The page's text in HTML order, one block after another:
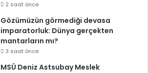
2 saat önce
Gözümüzün görmediği devasa
imparatorluk: Dünya gerçekten
mantarların mı?
3 saat önce
MSÜ Deniz Astsubay Meslek